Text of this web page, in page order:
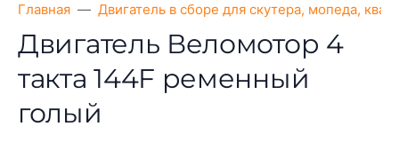
Главная Двигатель в сборе для скутера, мопеда,
Двигатель Веломотор 4
такта 144F ременный
голый